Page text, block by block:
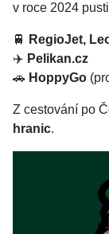
v roce 2024
🚆
RegioJet,
✈️ Pelikan.cz
🚗 HoppyGo
Z cestování po
hranic.